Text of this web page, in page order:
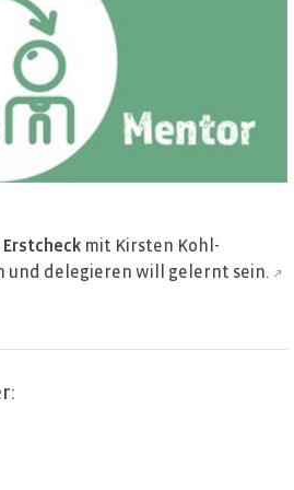
Erst­check mit Kirs­ten Kohl­
und de­le­gie­ren will ge­lernt sein.